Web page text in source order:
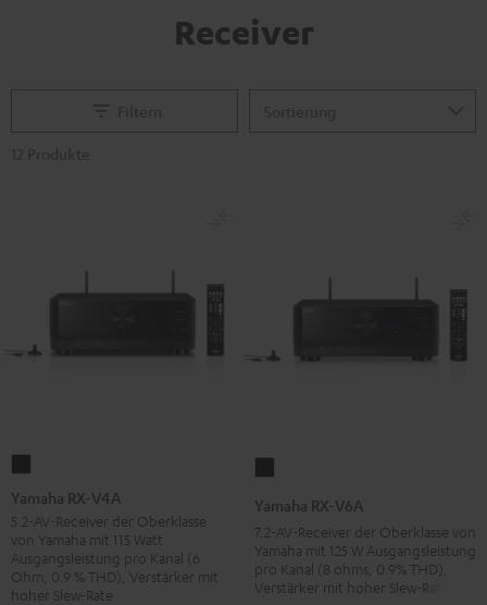
Receiver
RX-
V4A
Schwarz
Yamaha RX-V4A
5.2-AV-Receiver der Oberklasse
von Yamaha mit 115 Watt
Ausgangsleistung pro Kanal (6
Ohm, 0.9 % THD), Verstärker mit
hoher Slew-Rate
RX-
Schwarz
Yamaha RX-V6A
7.2-AV-Receiver der Oberklasse von
Yamaha mit 125 W Ausgangsleistung
pro Kanal (8 ohms, 0.9% THD),
Verstärker mit hoher Slew-Rate